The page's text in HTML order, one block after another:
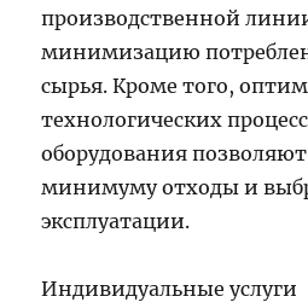
производственной
минимизацию
сырья. Кроме того,
технологических
оборудования позволяют
минимуму отходы и
эксплуатации.
Индивидуальные услуги